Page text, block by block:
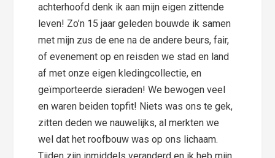
achterhoofd denk ik aan mijn eigen zittende
leven! Zo’n 15 jaar geleden bouwde ik samen
met mijn zus de ene na de andere beurs, fair,
of evenement op en reisden we stad en land
af met onze eigen kledingcollectie, en
geïmporteerde sieraden! We bewogen veel
en waren beiden topfit! Niets was ons te gek,
zitten deden we nauwelijks, al merkten we
wel dat het roofbouw was op ons lichaam.